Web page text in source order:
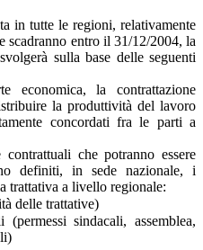
in tutte le regioni, relativamente
scadranno entro il 31/12/2004, la
sulla base delle seguenti
economica, la contrattazione
la produttività del lavoro
concordati fra le parti a
che potranno essere
definiti, in sede nazionale, i
trattativa a livello regionale:
delle trattative)
sindacali, assemblea,